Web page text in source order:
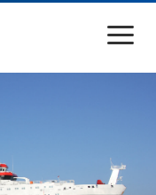
Menü
öffnen